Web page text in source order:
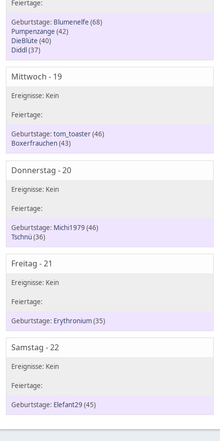
Blumenelfe (68)
Pumpenzange (42)
DieBlüte (40)
Diddl(37)
Mittwoch - 19
tom_toaster(46)
Boxerfrauchen(43)
Donnerstag - 20
Michi1979 (46)
Tschnü (36)
Freitag - 21
Erythronium(35)
Samstag - 22
Elefant29 (45)